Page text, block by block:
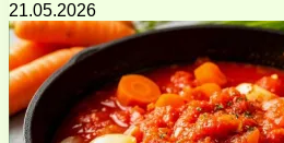
21.05.2026